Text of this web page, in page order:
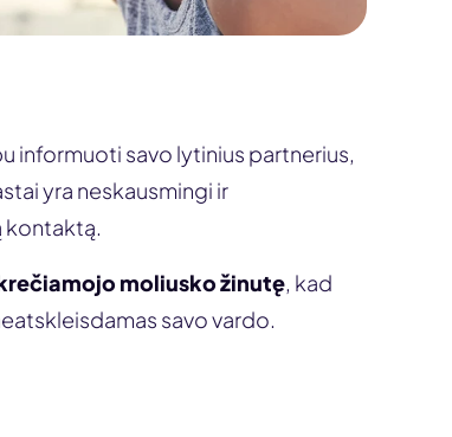
informuoti savo lytinius partnerius,
yra neskausmingi ir
moliusko žinutę , kad
savo vardo.